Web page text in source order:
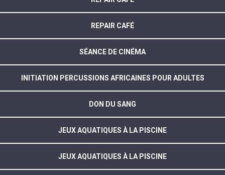
REPAIR CAFÉ
SÉANCE DE CINÉMA
INITIATION PERCUSSIONS AFRICAINES POUR ADULTES
DON DU SANG
JEUX AQUATIQUES À LA PISCINE
JEUX AQUATIQUES À LA PISCINE